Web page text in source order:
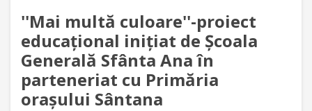
''Mai multă culoare''-proiect
educaţional iniţiat de Şcoala
Generală Sfânta Ana în
parteneriat cu Primăria
oraşului Sântana